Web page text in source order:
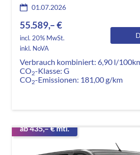
01.07.2026
55.589,– €
incl. 20% MwSt.
inkl. NoVA
Verbrauch kombiniert: 6,90 l/
CO2-Klasse: G
CO2-Emissionen: 181,00 g/km
ab 435,– € mtl.